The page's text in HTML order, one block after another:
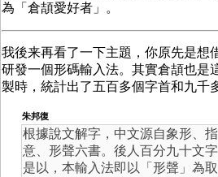
為「倉頡愛好者」。
我後来再看了一下主題，你原先是想
研發一個形碼輸入法。其實倉頡也是
製時，統計出了五百多個字首和九千
朱邦復
根據說文解字，中文源自象形、
意、形聲六書。後人百分九十文
是以，本輸入法即以「形聲」為